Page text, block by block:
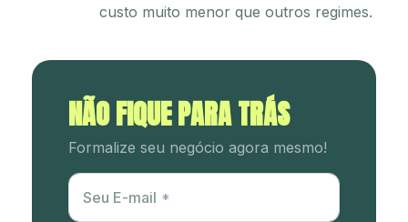
custo muito menor que outros regimes.
NÃO FIQUE PARA TRÁS
Formalize seu negócio agora mesmo!
Utm Content
Seu E-mail